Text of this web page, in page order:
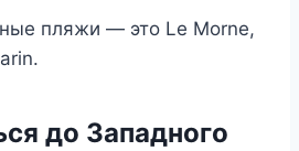
пляжи — это Le Morne,
до Западного